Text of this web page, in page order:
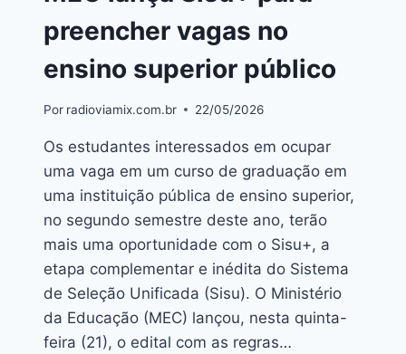
preencher vagas no
ensino superior público
Por radioviamix.com.br 22/05/2026
Os estudantes interessados em ocupar
uma vaga em um curso de graduação em
uma instituição pública de ensino superior,
no segundo semestre deste ano, terão
mais uma oportunidade com o Sisu+, a
etapa complementar e inédita do Sistema
de Seleção Unificada (Sisu). O Ministério
da Educação (MEC) lançou, nesta quinta-
feira (21), o edital com as regras…